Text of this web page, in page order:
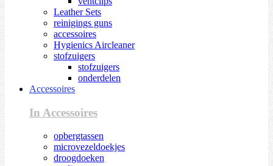
Leather Sets
reinigings guns
accessoires
Hygienics Aircleaner
stofzuigers
stofzuigers
onderdelen
Accessoires
In Accessoires
opbergtassen
microvezeldoekjes
droogdoeken